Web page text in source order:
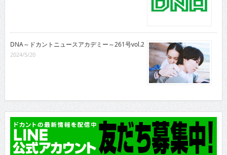
DNA～ドカントニュースアカデミー～261号vol.2
2024/5/20